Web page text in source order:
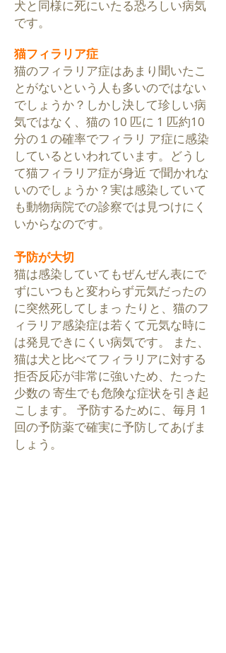
犬と同様に死にいたる恐ろしい病気
です。
猫フィラリア症
猫のフィラリア症はあまり聞いたこ
とがないという人も多いのではない
でしょうか？しかし決して珍しい病
気ではなく、猫の 10 匹に 1 匹約10
分の１の確率でフィラリ ア症に感染
しているといわれています。どうし
て猫フィラリア症が身近 で聞かれな
いのでしょうか？実は感染していて
も動物病院での診察では見つけにく
いからなのです。
予防が大切
猫は感染していてもぜんぜん表にで
ずにいつもと変わらず元気だったの
に突然死してしまっ たりと、猫のフ
ィラリア感染症は若くて元気な時に
は発見できにくい病気です。 また、
猫は犬と比べてフィラリアに対する
拒否反応が非常に強いため、たった
少数の 寄生でも危険な症状を引き起
こします。 予防するために、毎月 1
回の予防薬で確実に予防してあげま
しょう。